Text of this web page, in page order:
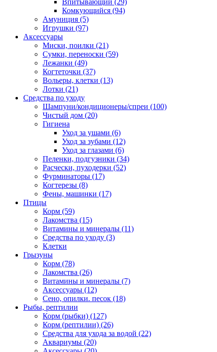
Впитывающий (29)
Комкующийся (94)
Амуниция (5)
Игрушки (97)
Аксессуары
Миски, поилки (21)
Сумки, переноски (59)
Лежанки (49)
Когтеточки (37)
Вольеры, клетки (13)
Лотки (21)
Средства по уходу
Шампуни/кондиционеры/спреи (100)
Чистый дом (20)
Гигиена
Уход за ушами (6)
Уход за зубами (12)
Уход за глазами (6)
Пеленки, подгузники (34)
Расчески, пуходерки (52)
Фурминаторы (17)
Когтерезы (8)
Фены, машинки (17)
Птицы
Корм (59)
Лакомства (15)
Витамины и минералы (11)
Средства по уходу (3)
Клетки
Грызуны
Корм (78)
Лакомства (26)
Витамины и минералы (7)
Аксессуары (12)
Сено, опилки. песок (18)
Рыбы, рептилии
Корм (рыбки) (127)
Корм (рептилии) (26)
Средства для ухода за водой (22)
Аквариумы (20)